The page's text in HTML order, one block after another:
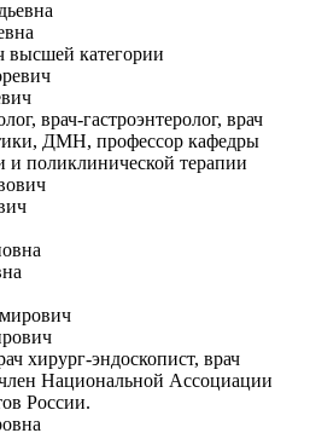
высшей категории
врач-гастроэнтеролог, врач
ДМН, профессор кафедры
и поликлинической терапии
хирург-эндоскопист, врач
Национальной Ассоциации
России.